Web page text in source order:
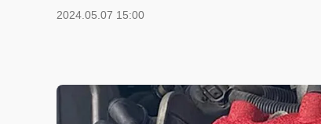
2024.05.07 15:00